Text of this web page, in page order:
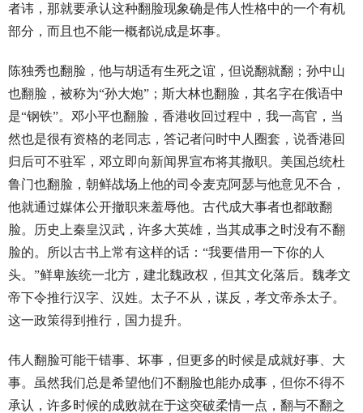
者讳，那就要承认这种翻脸现象确是伟人性格中的一个有机
部分，而且也不能一概都说成是坏事。
陈独秀也翻脸，他与胡适有生死之谊，但说翻就翻；孙中山
也翻脸，被称为“孙大炮”；斯大林也翻脸，其名字在俄语中
是“钢铁”。邓小平也翻脸，香港收回过程中，我一高官，当
然也是很有资格的老同志，答记者问时中人圈套，说香港回
归后可不驻军，邓立即向新闻界宣布将其撤职。美国总统杜
鲁门也翻脸，朝鲜战场上他的司令麦克阿瑟与他意见不合，
他就通过媒体公开撤职来羞辱他。古代成大事者也都敢翻
脸。历史上秦皇汉武，许多大英雄，当其成事之时没有不翻
脸的。所以古书上常有这样的话：“我要借用一下你的人
头。”鲜卑族统一北方，建北魏政权，但其文化落后。魏孝文
帝下令推行汉字、汉姓。太子不从，谋反，孝文帝杀太子。
这一政策得到推行，国力提升。
伟人翻脸可能干错事、坏事，但更多的时候是成就好事、大
事。虽然我们总是希望他们不翻脸也能办成事，但你不得不
承认，许多时候的成败就在于这突破柔情一点，翻与不翻之